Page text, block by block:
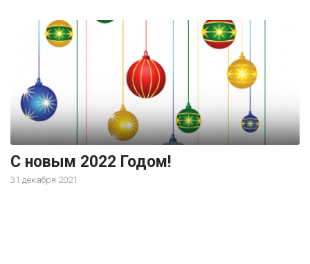
С новым 2022 Годом!
31 декабря 2021